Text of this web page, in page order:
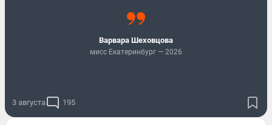
Варвара Шеховцова
мисс Екатеринбург — 2026
3 августа 195